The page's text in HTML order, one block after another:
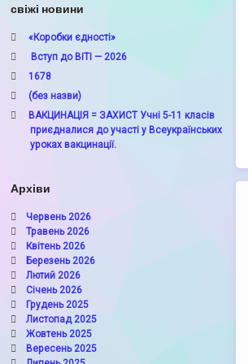
свіжі новини
«Коробки єдності»
Вступ до ВІТІ — 2026
1678
(без назви)
ВАКЦИНАЦІЯ = ЗАХИСТ Учні 5-11 класів
приєдналися до участі у Всеукраїнських
уроках вакцинації.
Архіви
Червень 2026
Травень 2026
Квітень 2026
Березень 2026
Лютий 2026
Січень 2026
Грудень 2025
Листопад 2025
Жовтень 2025
Вересень 2025